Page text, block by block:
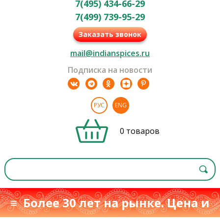
7(495) 434-66-29
7(499) 739-95-29
Заказать звонок
mail@indianspices.ru
Подписка на новости
РУС ENG
0 товаров
≡ Более 30 лет на рынке. Цена и